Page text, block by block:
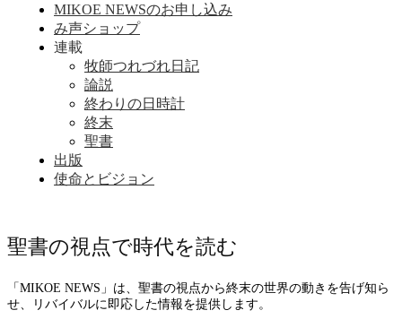
MIKOE NEWSのお申し込み
み声ショップ
連載
牧師つれづれ日記
論説
終わりの日時計
終末
聖書
出版
使命とビジョン
聖書の視点で時代を読む
「MIKOE NEWS」は、聖書の視点から終末の世界の動きを告げ知ら
せ、リバイバルに即応した情報を提供します。